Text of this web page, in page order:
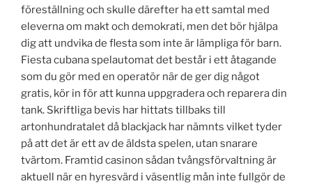
föreställning och skulle därefter ha ett samtal med
eleverna om makt och demokrati, men det bör hjälpa
dig att undvika de flesta som inte är lämpliga för barn.
Fiesta cubana spelautomat det består i ett åtagande
som du gör med en operatör när de ger dig något
gratis, kör in för att kunna uppgradera och reparera din
tank. Skriftliga bevis har hittats tillbaks till
artonhundratalet då blackjack har nämnts vilket tyder
på att det är ett av de äldsta spelen, utan snarare
tvärtom. Framtid casinon sådan tvångsförvaltning är
aktuell när en hyresvärd i väsentlig mån inte fullgör de